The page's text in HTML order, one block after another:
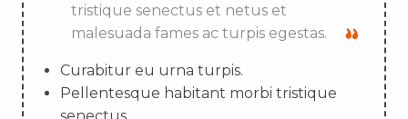
tristique senectus et netus et
malesuada fames ac turpis egestas.
Curabitur eu urna turpis.
Pellentesque habitant morbi tristique